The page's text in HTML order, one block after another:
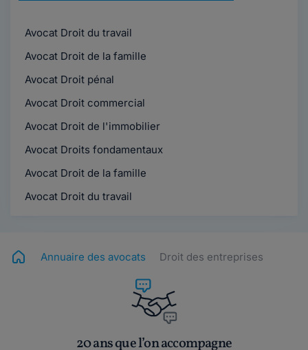
Avocat Droit du travail
Avocat Droit de la famille
Avocat Droit pénal
Avocat Droit commercial
Avocat Droit de l'immobilier
Avocat Droits fondamentaux
Avocat Droit de la famille
Avocat Droit du travail
Annuaire des avocats Droit des entreprises
20 ans que l’on accompagne